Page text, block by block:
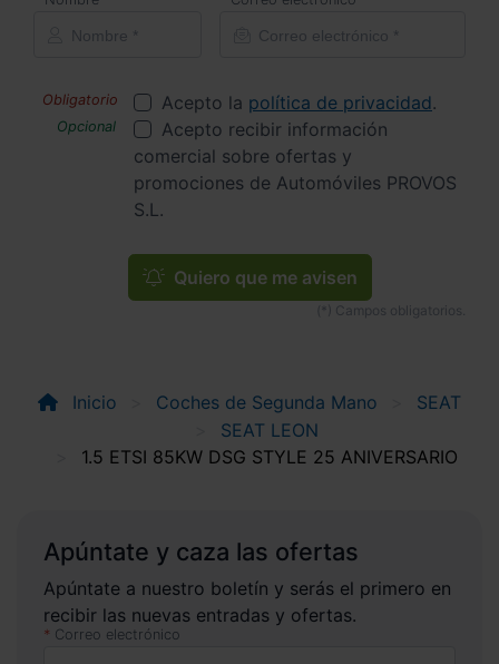
Acepto la política de privacidad.
Acepto recibir información
comercial sobre ofertas y
promociones de Automóviles PROVOS
S.L.
Quiero que me avisen
Inicio Coches de Segunda Mano
SEAT
SEAT LEON
1.5 ETSI 85KW DSG STYLE 25 ANIVERSARIO
Apúntate y caza las ofertas
Apúntate a nuestro boletín y serás el primero en
recibir las nuevas entradas y ofertas.
Correo electrónico